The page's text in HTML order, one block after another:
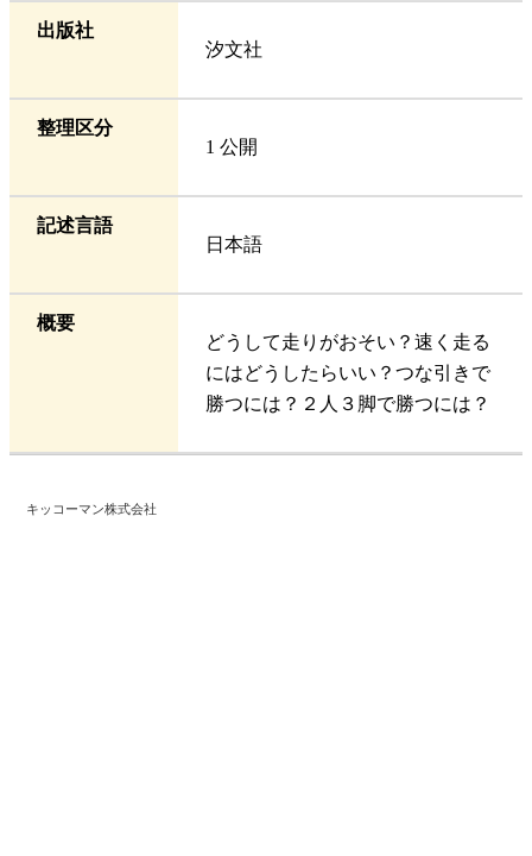
出版社
汐文社
整理区分
1 公開
記述言語
日本語
概要
どうして走りがおそい？速く走る
にはどうしたらいい？つな引きで
勝つには？２人３脚で勝つには？
キッコーマン株式会社